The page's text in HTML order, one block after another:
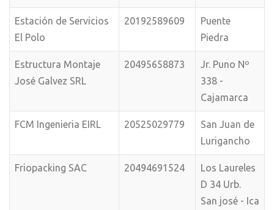
Estación de Servicios
El Polo
20192589609
Puente
Piedra
Estructura Montaje
José Galvez SRL
20495658873
Jr. Puno Nº
338 -
Cajamarca
FCM Ingenieria EIRL 20525029779
San Juan de
Lurigancho
Friopacking SAC 20494691524
Los Laureles
D 34 Urb.
San josé - Ica